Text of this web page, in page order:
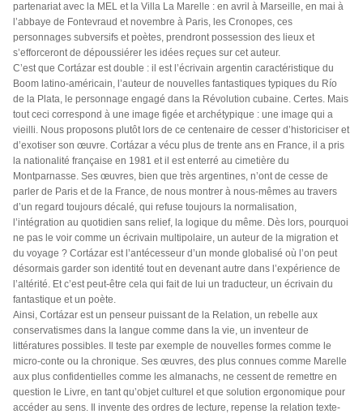
partenariat avec la MEL et la Villa La Marelle : en avril à Marseille, en mai à
l’abbaye de Fontevraud et novembre à Paris, les Cronopes, ces
personnages subversifs et poètes, prendront possession des lieux et
s’efforceront de dépoussiérer les idées reçues sur cet auteur.
C’est que Cortázar est double : il est l’écrivain argentin caractéristique du
Boom latino-américain, l’auteur de nouvelles fantastiques typiques du Río
de la Plata, le personnage engagé dans la Révolution cubaine. Certes. Mais
tout ceci correspond à une image figée et archétypique : une image qui a
vieilli. Nous proposons plutôt lors de ce centenaire de cesser d’historiciser et
d’exotiser son œuvre. Cortázar a vécu plus de trente ans en France, il a pris
la nationalité française en 1981 et il est enterré au cimetière du
Montparnasse. Ses œuvres, bien que très argentines, n’ont de cesse de
parler de Paris et de la France, de nous montrer à nous-mêmes au travers
d’un regard toujours décalé, qui refuse toujours la normalisation,
l’intégration au quotidien sans relief, la logique du même. Dès lors, pourquoi
ne pas le voir comme un écrivain multipolaire, un auteur de la migration et
du voyage ? Cortázar est l’antécesseur d’un monde globalisé où l’on peut
désormais garder son identité tout en devenant autre dans l’expérience de
l’altérité. Et c’est peut-être cela qui fait de lui un traducteur, un écrivain du
fantastique et un poète.
Ainsi, Cortázar est un penseur puissant de la Relation, un rebelle aux
conservatismes dans la langue comme dans la vie, un inventeur de
littératures possibles. Il teste par exemple de nouvelles formes comme le
micro-conte ou la chronique. Ses œuvres, des plus connues comme Marelle
aux plus confidentielles comme les almanachs, ne cessent de remettre en
question le Livre, en tant qu’objet culturel et que solution ergonomique pour
accéder au sens. Il invente des ordres de lecture, repense la relation texte-